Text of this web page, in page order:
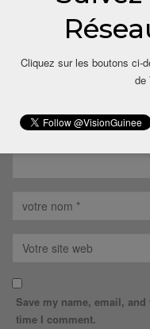
Votre
Save my name, email,
time I comment.
Cliquez sur les boutons ci-
de